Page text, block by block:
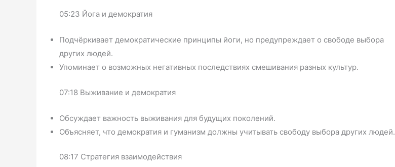
05:23 Йога и демократия
Подчёркивает демократические принципы йоги, но предупреждает о свободе выбора
других людей.
Упоминает о возможных негативных последствиях смешивания разных культур.
07:18 Выживание и демократия
Обсуждает важность выживания для будущих поколений.
Объясняет, что демократия и гуманизм должны учитывать свободу выбора других людей.
08:17 Стратегия взаимодействия